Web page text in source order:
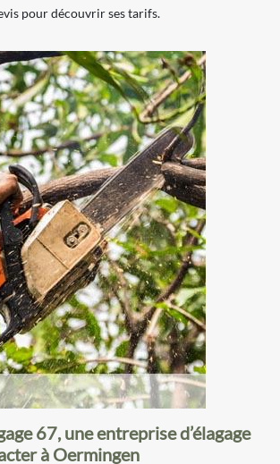
pour découvrir ses tarifs.
67, une entreprise d’élagage
à Oermingen